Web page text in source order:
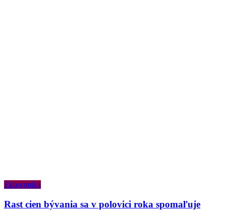
Ekonomika
Rast cien bývania sa v polovici roka spomaľuje